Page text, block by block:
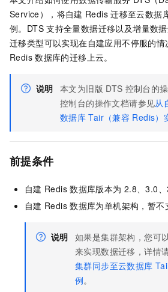
Service），将自建 Redis 迁移至云数据
例。DTS 支持全量数据迁移以及增量数
迁移类型可以实现在自建应用不停服的
Redis 数据库的迁移上云。
说明 本文为旧版 DTS 控制台的
控制台的操作文档请参见从
数据库 Tair（兼容 Redis）
前提条件
自建 Redis 数据库版本为 2.8、3.0、
自建 Redis 数据库为单机架构，暂不
说明 如果是集群架构，您可
来实现数据迁移，详情
集群同步至云数据库
例。